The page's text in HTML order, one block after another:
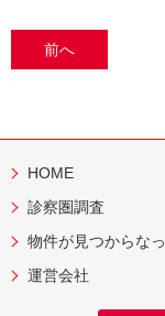
前へ
HOME
診察圏調査
物件が見つからな
運営会社